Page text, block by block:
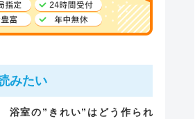
みたい
浴室の”きれい”はどう作られ